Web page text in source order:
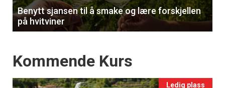
Benytt sjansen til å smake og lære forskjellen
på hvitviner
Events
Kommende Kurs
Ledig plass